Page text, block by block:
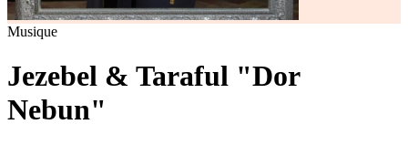
Musique
Jezebel & Taraful "Dor
Nebun"